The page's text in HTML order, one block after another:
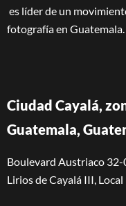
es líder de un
fotografía en Guatemala.
Ciudad Cayalá,
Guatemala,
Boulevard Austriaco 32-
Lirios de Cayalá III,